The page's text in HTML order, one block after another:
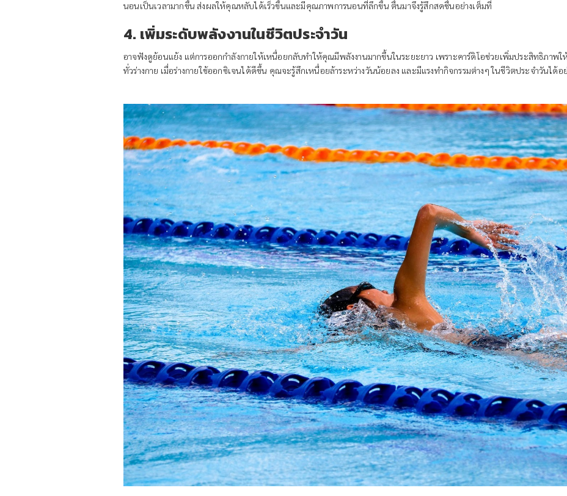
นอนเป็นเวลามากขึ้น ส่งผลให้คุณหลับได้เร็วขึ้นและมีคุณภาพการนอนที่ลึกขึ้น ตื่นมาจึงรู้สึกสดชื่นอย่างเต็มที่
4. เพิ่มระดับพลังงานในชีวิตประจำวัน
อาจฟังดูย้อนแย้ง แต่การออกกำลังกายให้เหนื่อยกลับทำให้คุณมีพลังงานมากขึ้นในระยะยาว เพราะคาร์ดิโอช่วยเพิ่มประสิทธิภาพ
ทั่วร่างกาย เมื่อร่างกายใช้ออกซิเจนได้ดีขึ้น คุณจะรู้สึกเหนื่อยล้าระหว่างวันน้อยลง และมีแรงทำกิจกรรมต่างๆ ในชีวิตประจำวันได้อ